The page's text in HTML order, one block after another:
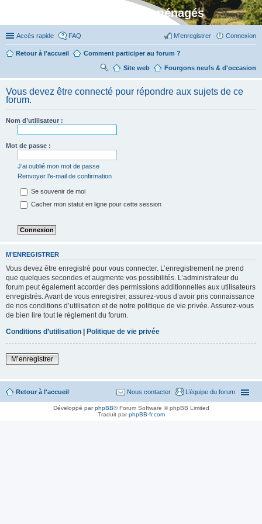
Stylevan - Vans aménagés
Accès rapide FAQ Connexion
M’enregistrer
Retour à l'accueil Comment participer au forum ?
Fourgons neufs & d'occasion
Site web
R
her
ch
er
Vous devez être connecté pour répondre aux sujets de ce
forum.
Nom d’utilisateur :
Mot de passe :
J’ai oublié mon mot de passe
Renvoyer l’e-mail de confirmation
Se souvenir de moi
Cacher mon statut en ligne pour cette session
M’ENREGISTRER
Vous devez être enregistré pour vous connecter. L’enregistrement ne prend
que quelques secondes et augmente vos possibilités. L’administrateur du
forum peut également accorder des permissions additionnelles aux utilisateurs
enregistrés. Avant de vous enregistrer, assurez-vous d’avoir pris connaissance
de nos conditions d’utilisation et de notre politique de vie privée. Assurez-vous
de bien lire tout le règlement du forum.
Conditions d’utilisation | Politique de vie privée
M’enregistrer
Retour à l'accueil L’équipe du forum
Nous contacter
Développé parphpBB® Forum Software © phpBB Limited
Traduit parphpBB-fr.com